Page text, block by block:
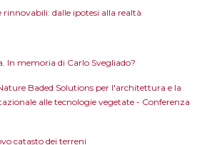
dalle ipotesi alla realtà
In memoria di Carlo Svegliado?
Baded Solutions per l'architettura e la
alle tecnologie vegetate - Conferenza
catasto dei terreni